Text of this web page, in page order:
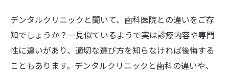
デンタルクリニックと聞いて、歯科医院との違いをご存
知でしょうか？一見似ているようで実は診療内容や専門
性に違いがあり、適切な選び方を知らなければ後悔する
こともあります。デンタルクリニックと歯科の違いや、